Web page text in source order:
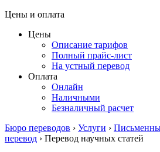
Цены и оплата
Цены
Описание тарифов
Полный прайс-лист
На устный перевод
Оплата
Онлайн
Наличными
Безналичный расчет
Бюро переводов › Услуги ›
перевод › Перевод научных статей